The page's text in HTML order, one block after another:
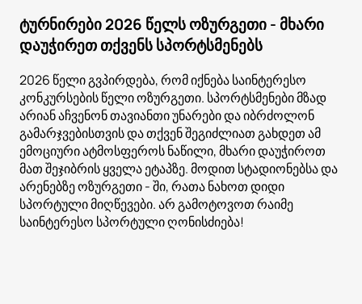
ტურნირები 2026 წელს ოზურგეთი - მხარი
დაუჭირეთ თქვენს სპორტსმენებს
2026 წელი გვპირდება, რომ იქნება საინტერესო
კონკურსების წელი ოზურგეთი. სპორტსმენები მზად
არიან აჩვენონ თავიანთი უნარები და იბრძოლონ
გამარჯვებისთვის და თქვენ შეგიძლიათ გახდეთ ამ
ემოციური ატმოსფეროს ნაწილი, მხარი დაუჭიროთ
მათ შეჯიბრის ყველა ეტაპზე. მოდით სტადიონებსა და
არენებზე ოზურგეთი - ში, რათა ნახოთ დიდი
სპორტული მიღწევები. არ გამოტოვოთ რაიმე
საინტერესო სპორტული ღონისძიება!